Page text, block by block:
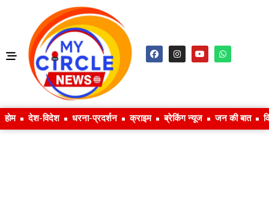
होम देश-विदेश धरना-प्रदर्शन क्राइम ब्रेकिंग न्यूज जन की बात